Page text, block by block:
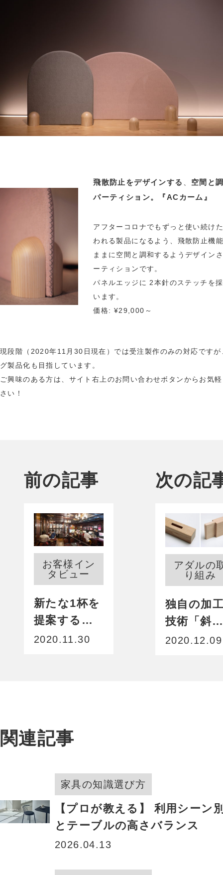
⾶散防⽌をデザインする
空間と
パーティション。『ACカーム』
アフターコロナでもずっと使い続け
われる製品になるよう、飛散防止機
ままに空間と調和するようデザイン
ーティションです。
パネルエッジに 2本針のステッチを
います。
価格: ¥29,000～
現段階（2020年11月30日現在）では受注製作のみの対応です
グ製品化も目指しています。
ご興味のある方は、サイト右上のお問い合わせボタンからお気
さい！
前の記事
お客様イン
タビュー
新たな1杯を
提案する純
喫茶。想い
2020.11.30
次の記
アダルの
り組み
独自の加
技術「斜線
ホゾ」で
2020.12.09
関連記事
家具の知識選び方
【プロが教える】 利用シーン
とテーブルの高さバランス
2026.04.13